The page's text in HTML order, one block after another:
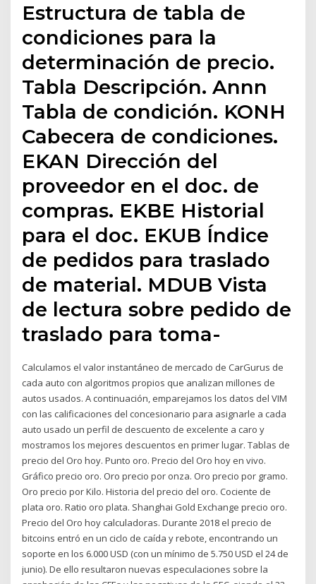
Estructura de tabla de
condiciones para la
determinación de precio.
Tabla Descripción. Annn
Tabla de condición. KONH
Cabecera de condiciones.
EKAN Dirección del
proveedor en el doc. de
compras. EKBE Historial
para el doc. EKUB Índice
de pedidos para traslado
de material. MDUB Vista
de lectura sobre pedido de
traslado para toma-
Calculamos el valor instantáneo de mercado de CarGurus de
cada auto con algoritmos propios que analizan millones de
autos usados. A continuación, emparejamos los datos del VIM
con las calificaciones del concesionario para asignarle a cada
auto usado un perfil de descuento de excelente a caro y
mostramos los mejores descuentos en primer lugar. Tablas de
precio del Oro hoy. Punto oro. Precio del Oro hoy en vivo.
Gráfico precio oro. Oro precio por onza. Oro precio por gramo.
Oro precio por Kilo. Historia del precio del oro. Cociente de
plata oro. Ratio oro plata. Shanghai Gold Exchange precio oro.
Precio del Oro hoy calculadoras. Durante 2018 el precio de
bitcoins entró en un ciclo de caída y rebote, encontrando un
soporte en los 6.000 USD (con un mínimo de 5.750 USD el 24 de
junio). De ello resultaron nuevas especulaciones sobre la